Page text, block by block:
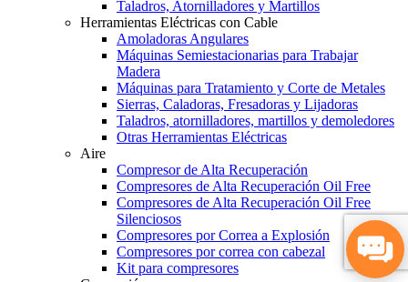
Taladros, Atornilladores y Martillos
Herramientas Eléctricas con Cable
Amoladoras Angulares
Máquinas Semiestacionarias para Trabajar
Madera
Máquinas para Tratamiento y Corte de Metales
Sierras, Caladoras, Fresadoras y Lijadoras
Taladros, atornilladores, martillos y demoledores
Otras Herramientas Eléctricas
Aire
Compresor de Alta Recuperación
Compresores de Alta Recuperación Oil Free
Compresores de Alta Recuperación Oil Free
Silenciosos
Compresores por Correa a Explosión
Compresores por correa con cabezal
Kit para compresores